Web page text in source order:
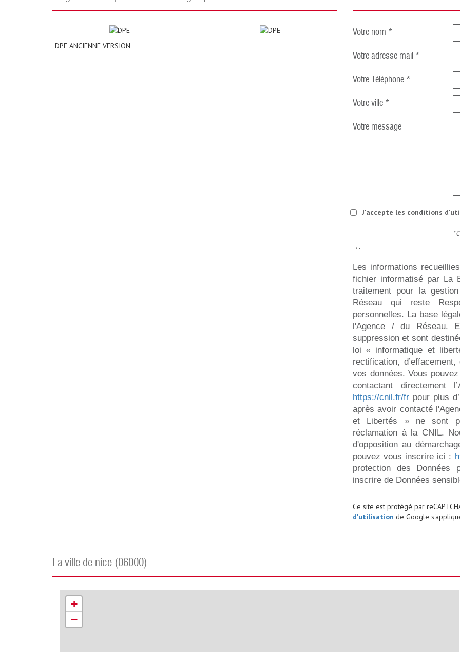
DPE ANCIENNE VERSION
Votre nom *
Votre adresse mail *
Votre Téléphone *
Votre ville *
Votre message
J'accepte les conditions
*
* :
Les informations
fichier informatisé par La
traitement pour la
Réseau qui reste
personnelles. La base
l'Agence / du Réseau.
suppression et sont
loi « informatique et
rectification,
vos données. Vous
contactant directement
https://cnil.fr/fr pour plus
après avoir contacté
et Libertés » ne sont
réclamation à la CNIL.
d'opposition au
pouvez vous inscrire ici :
protection des Données
inscrire de Données
Ce site est protégé par
d'utilisation de Google
la ville de nice (06000)
+
−